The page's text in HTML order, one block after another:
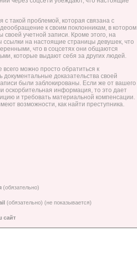
с такой проблемой, которая связана с
к своим поклонникам, в котором
учетной записи. Кроме этого, на
на настоящие страницы девушек, что
что в соцсетях они общаются
которые выдают себя за других людей.
можно просто обратиться к
доказательства своей
были заблокированы. Если же от вашего
оскорбительная информация, то это дает
и требовать материальной компенсации.
возможности, как найти преступника.
(обязательно)
(обязательно) (не показывается)
сайт